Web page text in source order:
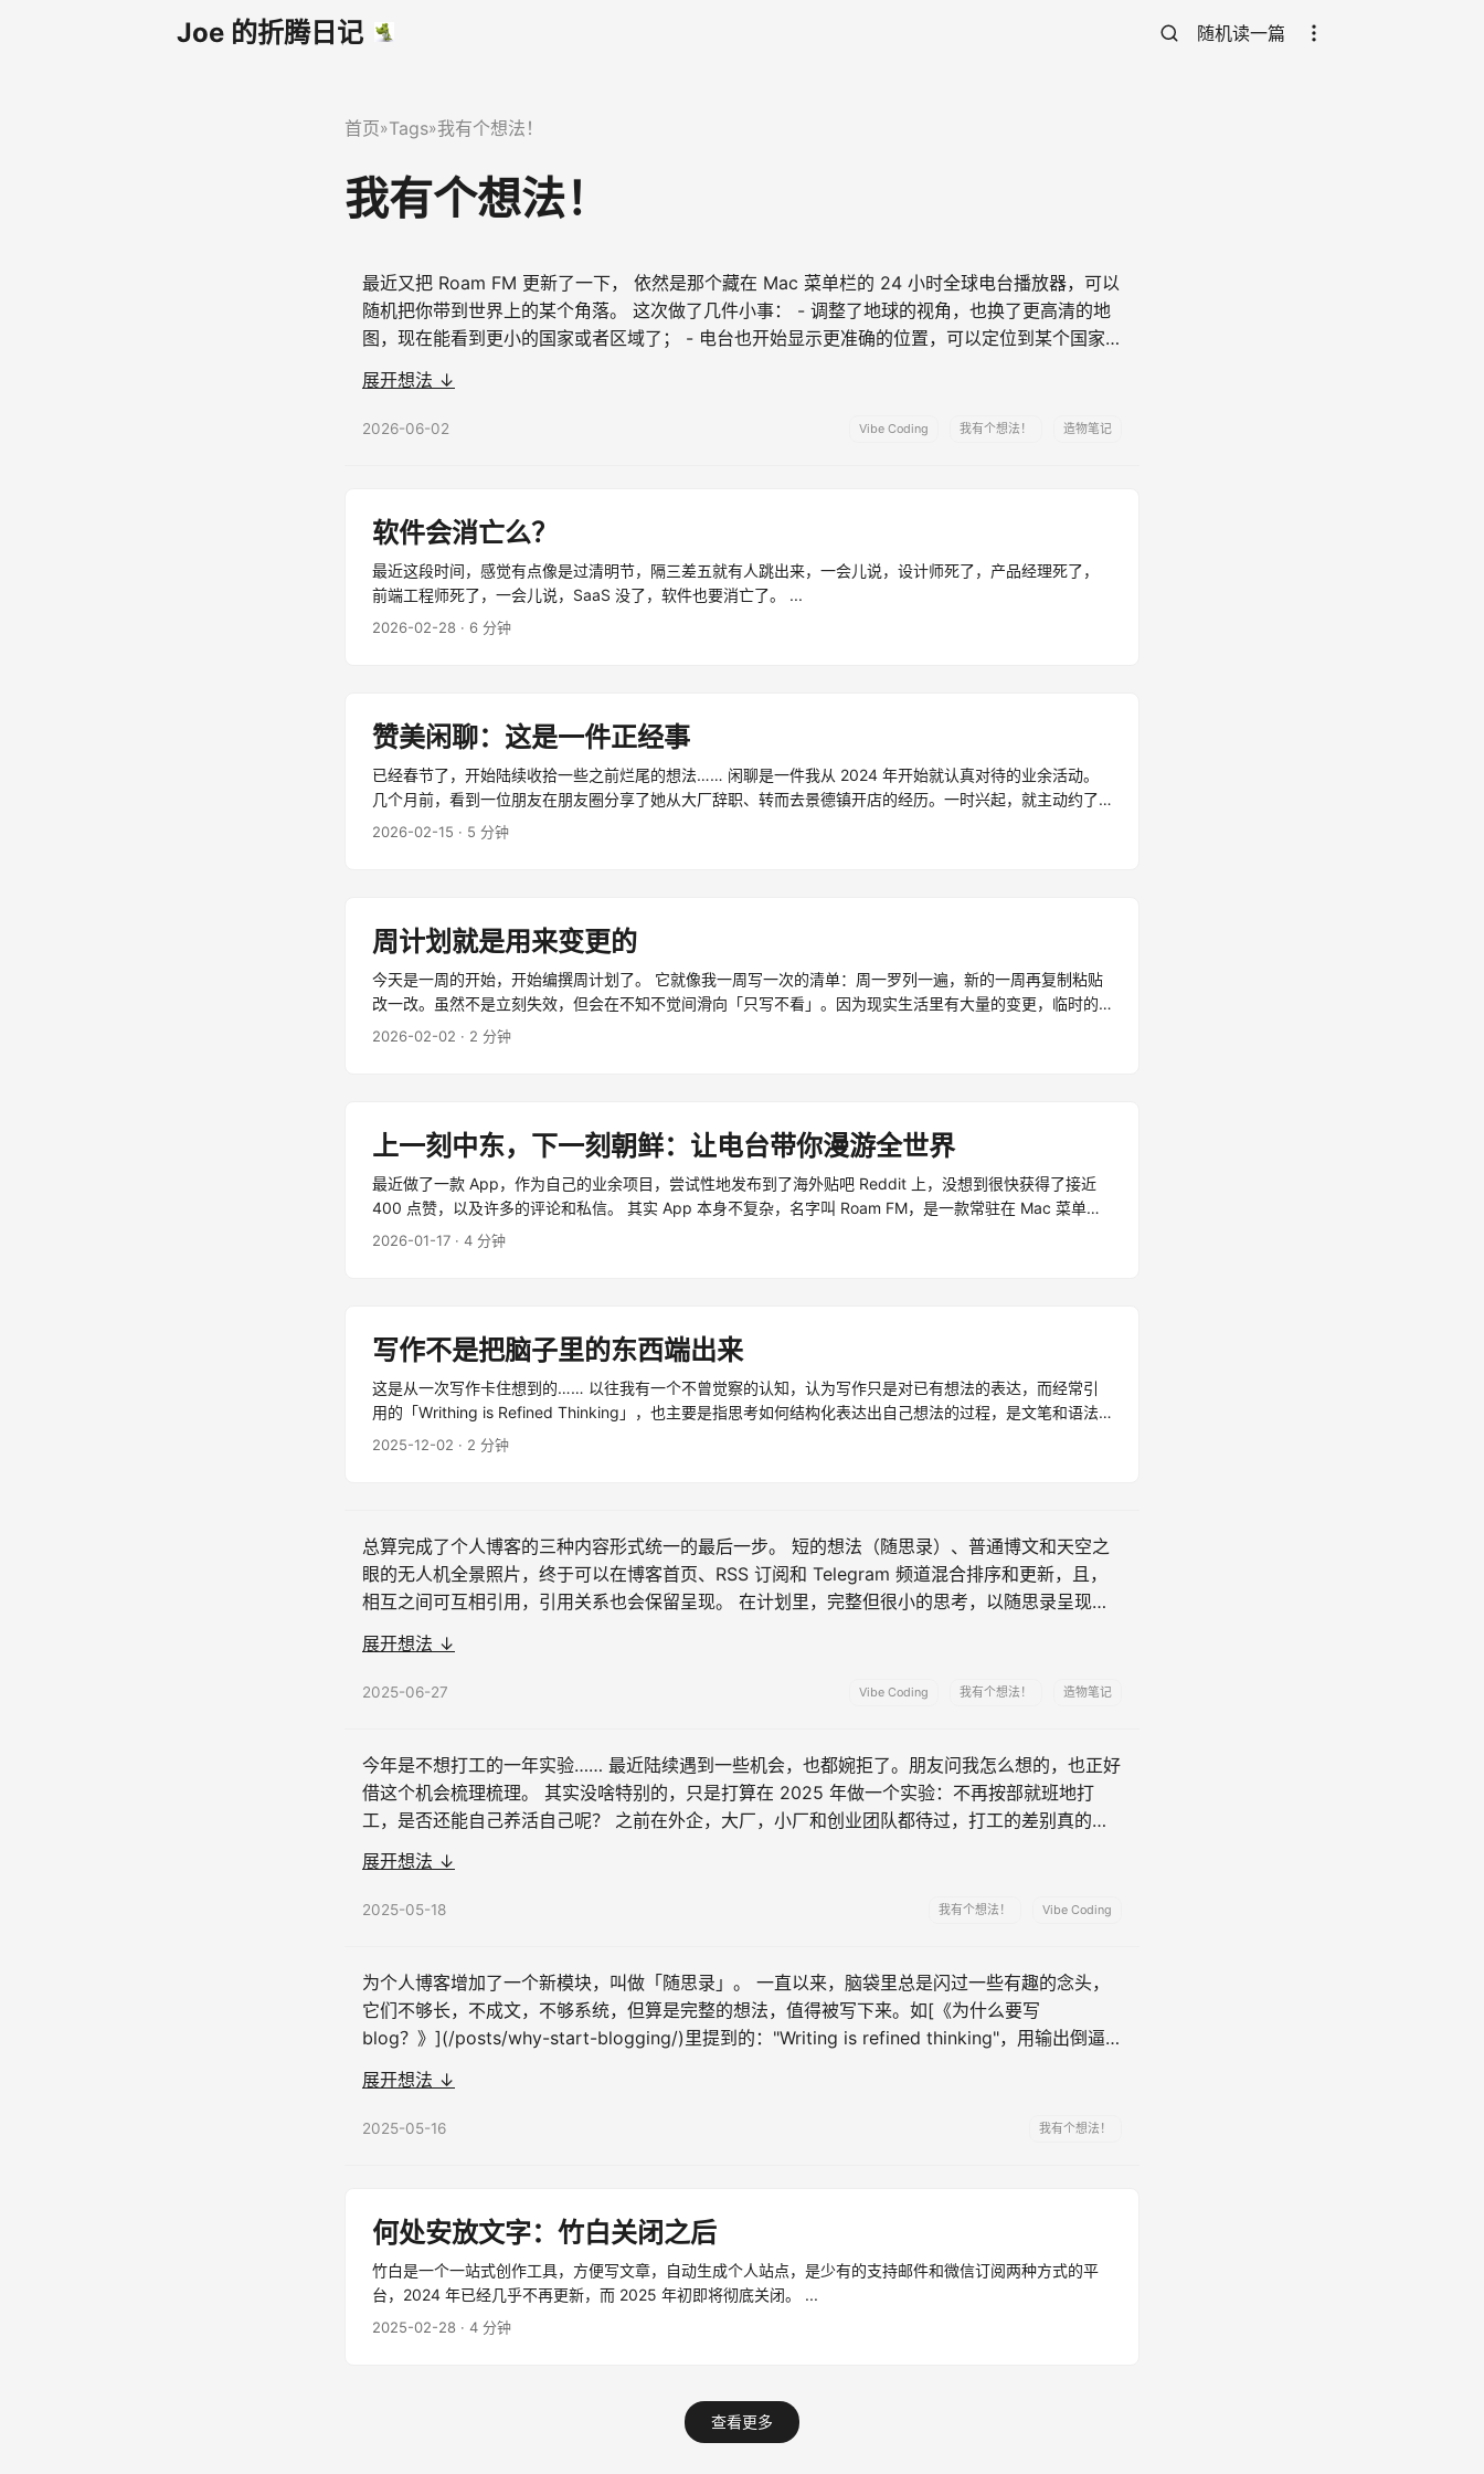
Joe 的折腾日记 随机读一篇
首页»Tags»我有个想法！
我有个想法！
最近又把 Roam FM 更新了一下， 依然是那个藏在 Mac 菜单栏的 24 小时全球电台播放器，可以
随机把你带到世界上的某个角落。 这次做了几件小事： - 调整了地球的视角，也换了更高清的地
图，现在能看到更小的国家或者区域了； - 电台也开始显示更准确的位置，可以定位到某个国家
具体的点； - 支持显示电台所在地的天气和温度，听一段陌生的广播时，顺手知道那里的天气； -
菜单栏弹窗里可以快速切 …...
展开想法 ↓
2026-06-02 Vibe Coding 我有个想法！ 造物笔记
软件会消亡么？
最近这段时间，感觉有点像是过清明节，隔三差五就有人跳出来，一会儿说，设计师死了，产品经理死了，
前端工程师死了，一会儿说，SaaS 没了，软件也要消亡了。 ...
2026-02-28 · 6 分钟
赞美闲聊：这是一件正经事
已经春节了，开始陆续收拾一些之前烂尾的想法…… 闲聊是一件我从 2024 年开始就认真对待的业余活动。
几个月前，看到一位朋友在朋友圈分享了她从大厂辞职、转而去景德镇开店的经历。一时兴起，就主动约了
一次线上语音闲聊。 ...
2026-02-15 · 5 分钟
周计划就是用来变更的
今天是一周的开始，开始编撰周计划了。 它就像我一周写一次的清单：周一罗列一遍，新的一周再复制粘贴
改一改。虽然不是立刻失效，但会在不知不觉间滑向「只写不看」。因为现实生活里有大量的变更，临时的
邀约、插入的事务、情绪的波动，都会让周一写下的安排很快过期。 ...
2026-02-02 · 2 分钟
上一刻中东，下一刻朝鲜：让电台带你漫游全世界
最近做了一款 App，作为自己的业余项目，尝试性地发布到了海外贴吧 Reddit 上，没想到很快获得了接近
400 点赞，以及许多的评论和私信。 其实 App 本身不复杂，名字叫 Roam FM，是一款常驻在 Mac 菜单栏
的电台工具， ...
2026-01-17 · 4 分钟
写作不是把脑子里的东西端出来
这是从一次写作卡住想到的…… 以往我有一个不曾觉察的认知，认为写作只是对已有想法的表达，而经常引
用的「Writhing is Refined Thinking」，也主要是指思考如何结构化表达出自己想法的过程，是文笔和语法
的左右权衡。 ...
2025-12-02 · 2 分钟
总算完成了个人博客的三种内容形式统一的最后一步。 短的想法（随思录）、普通博文和天空之
眼的无人机全景照片，终于可以在博客首页、RSS 订阅和 Telegram 频道混合排序和更新，且，
相互之间可互相引用，引用关系也会保留呈现。 在计划里，完整但很小的思考，以随思录呈现，
会有正式的标题。有趣的是，经常有那些 …...
展开想法 ↓
2025-06-27 Vibe Coding 我有个想法！ 造物笔记
今年是不想打工的一年实验…… 最近陆续遇到一些机会，也都婉拒了。朋友问我怎么想的，也正好
借这个机会梳理梳理。 其实没啥特别的，只是打算在 2025 年做一个实验：不再按部就班地打
工，是否还能自己养活自己呢？ 之前在外企，大厂，小厂和创业团队都待过，打工的差别真的不
大，不管产品是 ToB 还是 ToC，最后基本都是 ToB（To Boss）。而且，还要去坐班，如果活儿
多，加班无妨，如果活儿 …...
展开想法 ↓
2025-05-18 我有个想法！ Vibe Coding
为个人博客增加了一个新模块，叫做「随思录」。 一直以来，脑袋里总是闪过一些有趣的念头，
它们不够长，不成文，不够系统，但算是完整的想法，值得被写下来。如[《为什么要写
blog？》](/posts/why-start-blogging/)里提到的："Writing is refined thinking"，用输出倒逼
一种完整的思考。 ...
展开想法 ↓
2025-05-16 我有个想法！
何处安放文字：竹白关闭之后
竹白是一个一站式创作工具，方便写文章，自动生成个人站点，是少有的支持邮件和微信订阅两种方式的平
台，2024 年已经几乎不再更新，而 2025 年初即将彻底关闭。 ...
2025-02-28 · 4 分钟
查看更多